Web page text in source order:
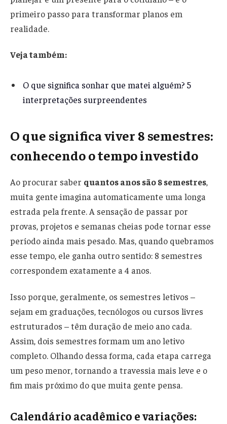
primeiro passo para transformar planos em
realidade.
Veja também:
O que significa sonhar que matei alguém? 5
interpretações surpreendentes
O que significa viver 8 semestres:
conhecendo o tempo investido
Ao procurar saber quantos anos são 8 semestres,
muita gente imagina automaticamente uma longa
estrada pela frente. A sensação de passar por
provas, projetos e semanas cheias pode tornar esse
período ainda mais pesado. Mas, quando quebramos
esse tempo, ele ganha outro sentido: 8 semestres
correspondem exatamente a 4 anos.
Isso porque, geralmente, os semestres letivos –
sejam em graduações, tecnólogos ou cursos livres
estruturados – têm duração de meio ano cada.
Assim, dois semestres formam um ano letivo
completo. Olhando dessa forma, cada etapa carrega
um peso menor, tornando a travessia mais leve e o
fim mais próximo do que muita gente pensa.
Calendário acadêmico e variações: